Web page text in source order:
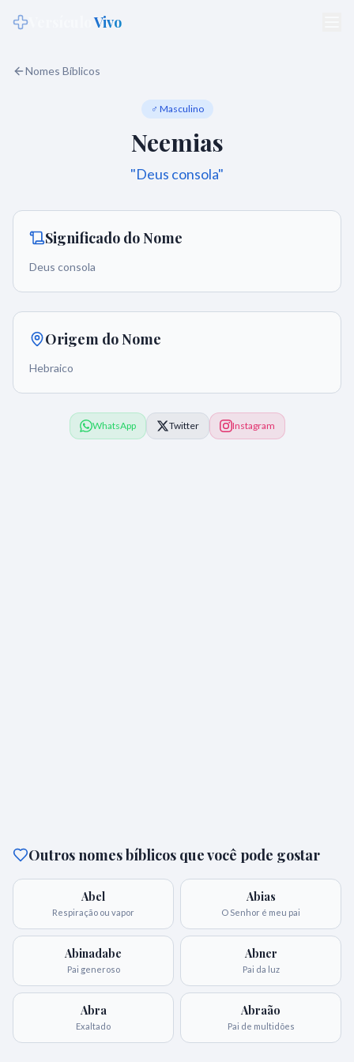
Vivo
Nomes Bíblicos
♂ Masculino
Neemias
"Deus consola"
Significado do Nome
Deus consola
Origem do Nome
Hebraico
WhatsApp Twitter Instagram
Outros nomes bíblicos que você pode gostar
Abel
Respiração ou vapor
Abias
O Senhor é meu pai
Abinadabe
Pai generoso
Abner
Pai da luz
Abra
Exaltado
Abraão
Pai de multidões